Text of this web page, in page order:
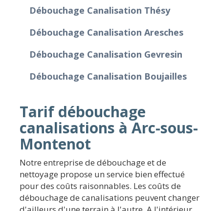
Débouchage Canalisation Thésy
Débouchage Canalisation Aresches
Débouchage Canalisation Gevresin
Débouchage Canalisation Boujailles
Tarif débouchage
canalisations à Arc-sous-
Montenot
Notre entreprise de débouchage et de
nettoyage propose un service bien effectué
pour des coûts raisonnables. Les coûts de
débouchage de canalisations peuvent changer